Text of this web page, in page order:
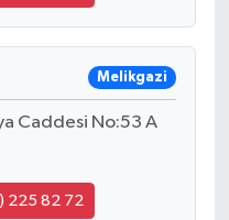
Melikgazi
Caddesi No:53 A
225 82 72